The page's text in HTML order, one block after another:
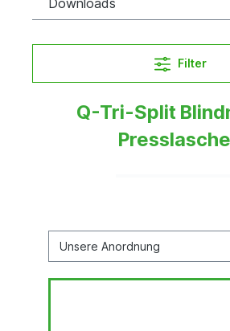
Filter
Q-Tri-Split